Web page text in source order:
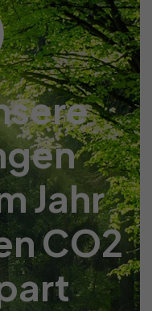
Jahr
CO2